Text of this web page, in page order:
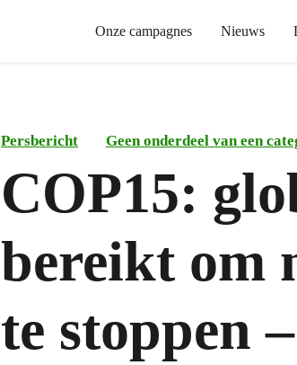
Onze campagnes Nieuws
Persbericht Geen onderdeel van een
COP15:
bereikt om
te stoppen